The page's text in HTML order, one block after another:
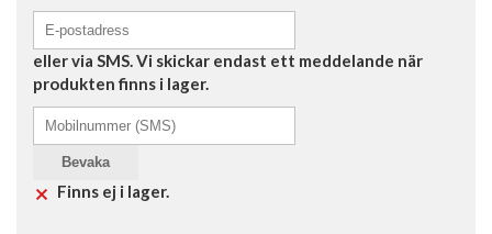
eller via SMS. Vi skickar endast ett meddelande när
produkten finns i lager.
Bevaka
Finns ej i lager.